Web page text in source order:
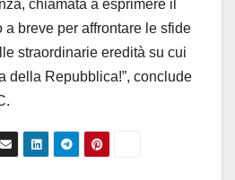
chiamata a esprimere il
a breve per affrontare le sfide
straordinarie eredità su cui
della Repubblica!”, conclude